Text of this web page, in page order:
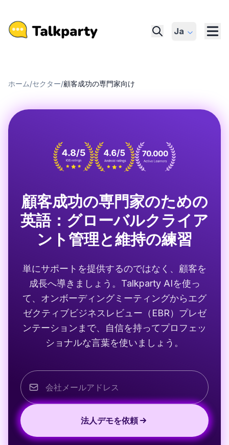
Ja
ホーム/セクター/顧客成功の専門家向け
顧客成功の専門家のための
英語：グローバルクライア
ント管理と維持の練習
単にサポートを提供するのではなく、顧客を
成長へ導きましょう。Talkparty AIを使っ
て、オンボーディングミーティングからエグ
ゼクティブビジネスレビュー（EBR）プレゼ
ンテーションまで、自信を持ってプロフェッ
ショナルな言葉を使いましょう。
法人デモを依頼